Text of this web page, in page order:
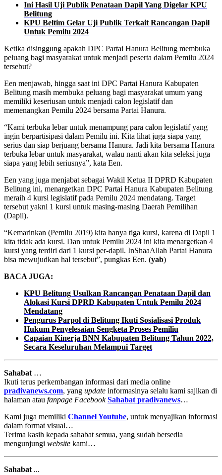
Ini Hasil Uji Publik Penataan Dapil Yang Digelar KPU
Belitung
KPU Beltim Gelar Uji Publik Terkait Rancangan Dapil
Untuk Pemilu 2024
Ketika disinggung apakah DPC Partai Hanura Belitung membuka
peluang bagi masyarakat untuk menjadi peserta dalam Pemilu 2024
tersebut?
Een menjawab, hingga saat ini DPC Partai Hanura Kabupaten
Belitung masih membuka peluang bagi masyarakat umum yang
memiliki keseriusan untuk menjadi calon legislatif dan
memenangkan Pemilu 2024 bersama Partai Hanura.
“Kami terbuka lebar untuk menampung para calon legislatif yang
ingin berpartisipasi dalam Pemilu ini. Kita lihat juga siapa yang
serius dan siap berjuang bersama Hanura. Jadi kita bersama Hanura
terbuka lebar untuk masyarakat, walau nanti akan kita seleksi juga
siapa yang lebih seriusnya”, kata Een.
Een yang juga menjabat sebagai Wakil Ketua II DPRD Kabupaten
Belitung ini, menargetkan DPC Partai Hanura Kabupaten Belitung
meraih 4 kursi legislatif pada Pemilu 2024 mendatang. Target
tersebut yakni 1 kursi untuk masing-masing Daerah Pemilihan
(Dapil).
“Kemarinkan (Pemilu 2019) kita hanya tiga kursi, karena di Dapil 1
kita tidak ada kursi. Dan untuk Pemilu 2024 ini kita menargetkan 4
kursi yang terdiri dari 1 kursi per-dapil. InShaaAllah Partai Hanura
bisa mewujudkan hal tersebut”, pungkas Een. (yab)
BACA JUGA:
KPU Belitung Usulkan Rancangan Penataan Dapil dan
Alokasi Kursi DPRD Kabupaten Untuk Pemilu 2024
Mendatang
Pengurus Parpol di Belitung Ikuti Sosialisasi Produk
Hukum Penyelesaian Sengketa Proses Pemiliu
Capaian Kinerja BNN Kabupaten Belitung Tahun 2022,
Secara Keseluruhan Melampui Target
Sahabat …
Ikuti terus perkembangan informasi dari media online
pradivanews.com, yang update informasinya selalu kami sajikan di
halaman atau fanpage Facebook Sahabat pradivanews…
Kami juga memiliki Channel Youtube, untuk menyajikan informasi
dalam format visual…
Terima kasih kepada sahabat semua, yang sudah bersedia
mengunjungi website kami…
Sahabat ...